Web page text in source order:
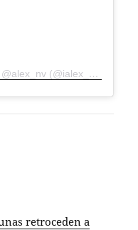
Una publicación compartida por @alex_nv (@ialex_nv)
retroceden a